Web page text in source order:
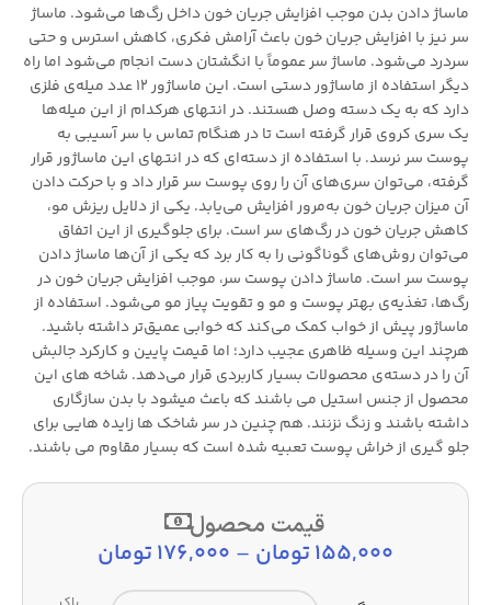
ماساژ دادن بدن موجب افزایش جریان خون داخل رگ‌ها می‌شود. ماساژ
سر نیز با افزایش جریان خون باعث آرامش فکری، کاهش استرس و حتی
سردرد می‌شود. ماساژ سر عموماً با انگشتان دست انجام می‌شود اما راه
دیگر استفاده از ماساژور دستی است. این ماساژور 12 عدد میله‌ی فلزی
دارد که به یک دسته وصل هستند. در انتهای هرکدام از این میله‌ها
یک سری کروی قرار گرفته است تا در هنگام تماس با سر آسیبی به
پوست سر نرسد. با استفاده از دسته‌ای که در انتهای این ماساژور قرار
گرفته، می‌توان سری‌های آن را روی پوست سر قرار داد و با حرکت دادن
آن میزان جریان خون به‌مرور افزایش می‌یابد. یکی از دلایل ریزش مو،
کاهش جریان خون در رگ‌های سر است. برای جلوگیری از این اتفاق
می‌توان روش‌های گوناگونی را به کار برد که یکی از آن‌ها ماساژ دادن
پوست سر است. ماساژ دادن پوست سر، موجب افزایش جریان خون در
رگ‌ها، تغذیه‌ی بهتر پوست و مو و تقویت پیاز مو می‌شود. استفاده از
ماساژور پیش از خواب کمک می‌کند که خوابی عمیق‌تر داشته باشید.
هرچند این وسیله ظاهری عجیب دارد؛ اما قیمت پایین و کارکرد جالبش
آن را در دسته‌ی محصولات بسیار کاربردی قرار می‌دهد. شاخه های این
محصول از جنس استیل می باشند که باعث میشود با بدن سازگاری
داشته باشند و زنگ نزنند. هم چنین در سر شاخک ها زایده هایی برای
جلو گیری از خراش پوست تعبیه شده است که بسیار مقاوم می باشند.
قیمت محصول
155,000تومان –
176,000تومان